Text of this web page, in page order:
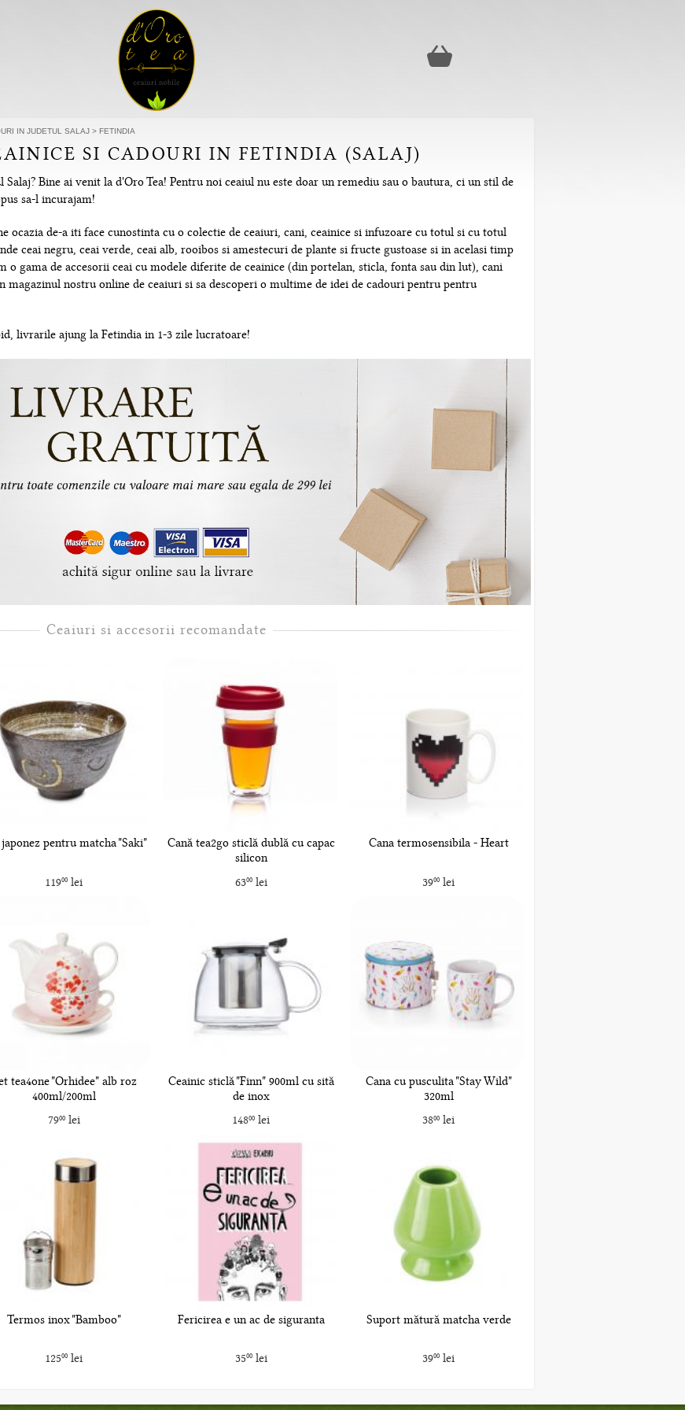
IN JUDETUL SALAJ > FETINDIA
SI CADOURI IN FETINDIA (SALAJ)
Bine ai venit la d'Oro Tea! Pentru noi ceaiul nu este doar un remediu sau o bautura, ci un stil de
sa-l incurajam!
ocazia de-a iti face cunostinta cu o colectie de ceaiuri, cani, ceainice si infuzoare cu totul si cu totul
ceai negru, ceai verde, ceai alb, rooibos si amestecuri de plante si fructe gustoase si in acelasi timp
o gama de accesorii ceai cu modele diferite de ceainice (din portelan, sticla, fonta sau din lut), cani
magazinul nostru online de ceaiuri si sa descoperi o multime de idei de cadouri pentru pentru
livrarile ajung la Fetindia in 1-3 zile lucratoare!
Ceaiuri si accesorii recomandate
pentru matcha "Saki"
11900 lei
Cană tea2go sticlă dublă cu capac
silicon
6300lei
Cana termosensibila - Heart
3900lei
tea4one "Orhidee" alb roz
400ml/200ml
7900lei
Ceainic sticlă "Finn" 900ml cu sită
de inox
14800 lei
Cana cu pusculita "Stay Wild"
320ml
3800lei
Termos inox "Bamboo"
12500 lei
Fericirea e un ac de siguranta
3500lei
Suport mătură matcha verde
3900lei